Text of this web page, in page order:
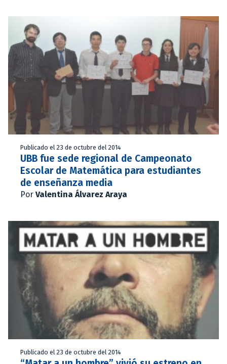
Publicado el 23 de octubre del 2014
UBB fue sede regional de Campeonato
Escolar de Matemática para estudiantes
de enseñanza media
Por Valentina Álvarez Araya
Publicado el 23 de octubre del 2014